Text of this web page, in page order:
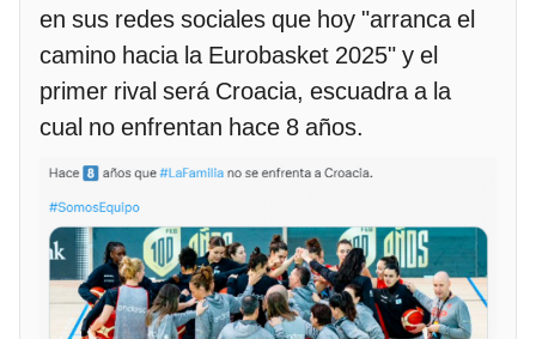
en sus redes sociales que hoy "arranca el
camino hacia la Eurobasket 2025" y el
primer rival será Croacia, escuadra a la
cual no enfrentan hace 8 años.